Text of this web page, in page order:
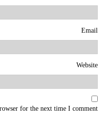
Email
Website
for the next time I comment.